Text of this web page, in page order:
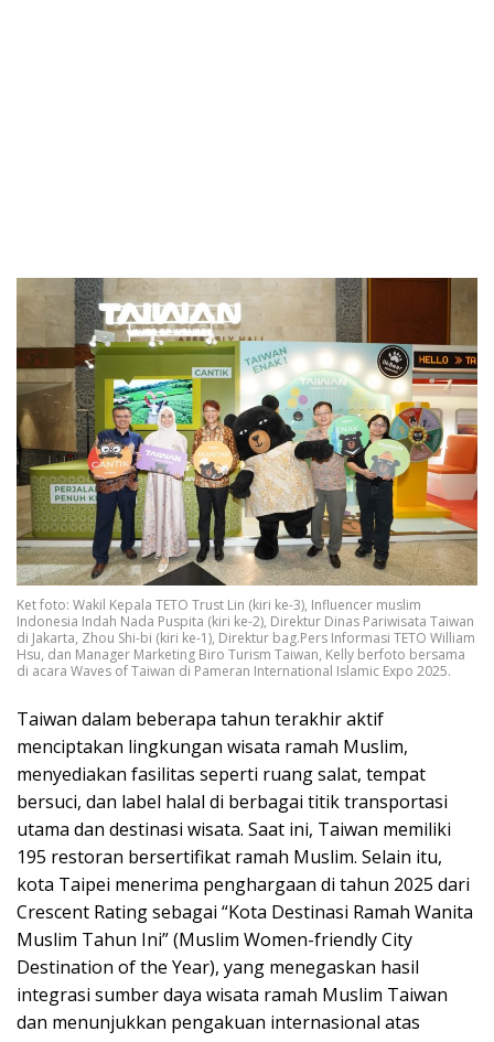
Ket foto: Wakil Kepala TETO Trust Lin (kiri ke-3), Influencer muslim
Indonesia Indah Nada Puspita (kiri ke-2), Direktur Dinas Pariwisata Taiwan
di Jakarta, Zhou Shi-bi (kiri ke-1), Direktur bag.Pers Informasi TETO William
Hsu, dan Manager Marketing Biro Turism Taiwan, Kelly berfoto bersama
di acara Waves of Taiwan di Pameran International Islamic Expo 2025.
Taiwan dalam beberapa tahun terakhir aktif
menciptakan lingkungan wisata ramah Muslim,
menyediakan fasilitas seperti ruang salat, tempat
bersuci, dan label halal di berbagai titik transportasi
utama dan destinasi wisata. Saat ini, Taiwan memiliki
195 restoran bersertifikat ramah Muslim. Selain itu,
kota Taipei menerima penghargaan di tahun 2025 dari
Crescent Rating sebagai “Kota Destinasi Ramah Wanita
Muslim Tahun Ini” (Muslim Women-friendly City
Destination of the Year), yang menegaskan hasil
integrasi sumber daya wisata ramah Muslim Taiwan
dan menunjukkan pengakuan internasional atas